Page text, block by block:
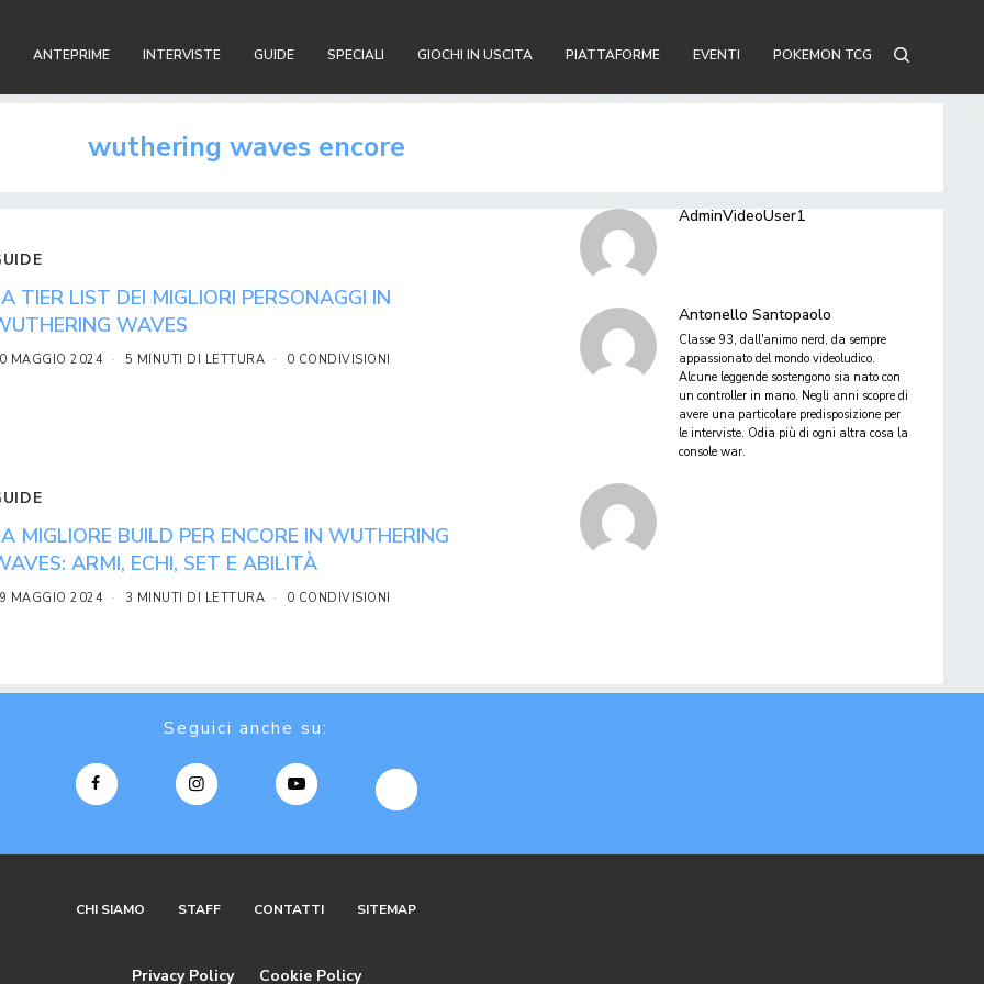
ANTEPRIME INTERVISTE GUIDE SPECIALI GIOCHI IN USCITA PIATTAFORME EVENTI POKEMON TCG
wuthering waves encore
TIER LIST DEI MIGLIORI PERSONAGGI IN
WAVES
MAGGIO 2024 5 MINUTI DI LETTURA 0 CONDIVISIONI
MIGLIORE BUILD PER ENCORE IN WUTHERING
ARMI, ECHI, SET E ABILITÀ
MAGGIO 2024 3 MINUTI DI LETTURA 0 CONDIVISIONI
AdminVideoUser1
Antonello Santopaolo
Classe 93, dall'animo nerd, da sempre
appassionato del mondo videoludico.
Alcune leggende sostengono sia nato con
un controller in mano. Negli anni scopre di
avere una particolare predisposizione per
le interviste. Odia più di ogni altra cosa la
console war.
Seguici anche su:
CHI SIAMO STAFF CONTATTI SITEMAP
Privacy Policy Cookie Policy